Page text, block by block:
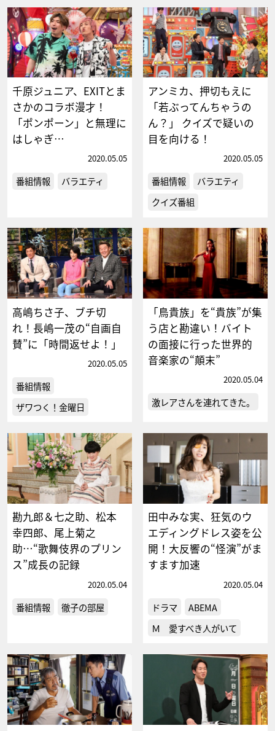
千原ジュニア、EXITとま
さかのコラボ漫才！
「ポンポーン」と無理に
はしゃぎ…
2020.05.05
番組情報 バラエティ
アンミカ、押切もえに
「若ぶってんちゃうの
ん？」 クイズで疑いの
目を向ける！
2020.05.05
番組情報
バラエティ
クイズ番組
高嶋ちさ子、ブチ切
れ！長嶋一茂の“自画自
賛”に「時間返せよ！」
2020.05.05
番組情報
ザワつく！金曜日
「鳥貴族」を“貴族”が集
う店と勘違い！バイト
の面接に行った世界的
音楽家の“顛末”
2020.05.04
激レアさんを連れてきた。
勘九郎＆七之助、松本
幸四郎、尾上菊之
助…“歌舞伎界のプリン
ス”成長の記録
2020.05.04
番組情報 徹子の部屋
田中みな実、狂気のウ
エディングドレス姿を公
開！大反響の“怪演”がま
すます加速
2020.05.04
ドラマ
ABEMA
Ｍ 愛すべき人がいて